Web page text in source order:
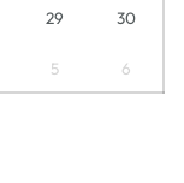
29 30
5 6